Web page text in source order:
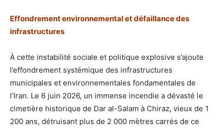
Effondrement environnemental et défaillance des
infrastructures
À cette instabilité sociale et politique explosive s’ajoute
l’effondrement systémique des infrastructures
municipales et environnementales fondamentales de
l’Iran. Le 6 juin 2026, un immense incendie a dévasté le
cimetière historique de Dar al-Salam à Chiraz, vieux de 1
200 ans, détruisant plus de 2 000 mètres carrés de ce